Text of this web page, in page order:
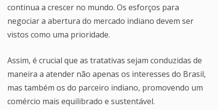
continua a crescer no mundo. Os esforços para
negociar a abertura do mercado indiano devem ser
vistos como uma prioridade.
Assim, é crucial que as tratativas sejam conduzidas de
maneira a atender não apenas os interesses do Brasil,
mas também os do parceiro indiano, promovendo um
comércio mais equilibrado e sustentável.